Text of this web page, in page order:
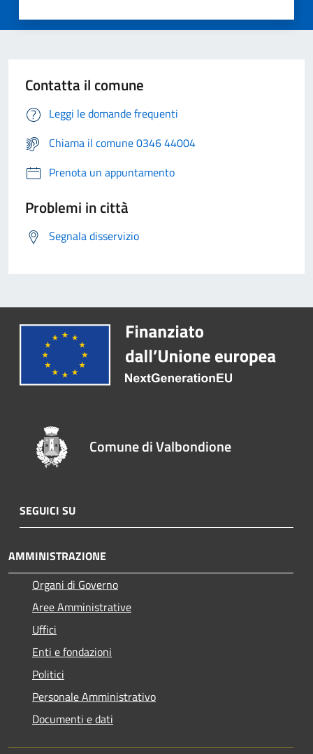
Contatta il comune
Leggi le domande frequenti
Chiama il comune 0346 44004
Prenota un appuntamento
Problemi in città
Segnala disservizio
Comune di Valbondione
SEGUICI SU
AMMINISTRAZIONE
Organi di Governo
Aree Amministrative
Uffici
Enti e fondazioni
Politici
Personale Amministrativo
Documenti e dati